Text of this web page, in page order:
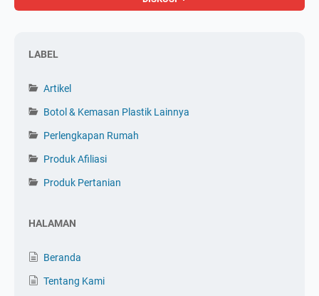
LABEL
Artikel
Botol & Kemasan Plastik Lainnya
Perlengkapan Rumah
Produk Afiliasi
Produk Pertanian
HALAMAN
Beranda
Tentang Kami